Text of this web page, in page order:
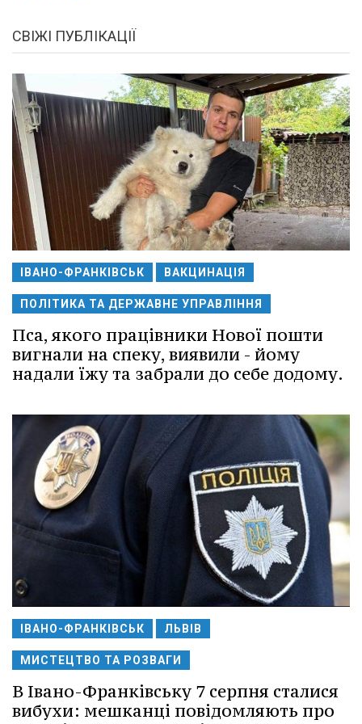
СВІЖІ ПУБЛІКАЦІЇ
ІВАНО-ФРАНКІВСЬК ВАКЦИНАЦІЯ
ПОЛІТИКА ТА ДЕРЖАВНЕ УПРАВЛІННЯ
Пса, якого працівники Нової пошти
вигнали на спеку, виявили - йому
надали їжу та забрали до себе додому.
ІВАНО-ФРАНКІВСЬК ЛЬВІВ
МИСТЕЦТВО ТА РОЗВАГИ
В Івано-Франківську 7 серпня сталися
вибухи: мешканці повідомляють про